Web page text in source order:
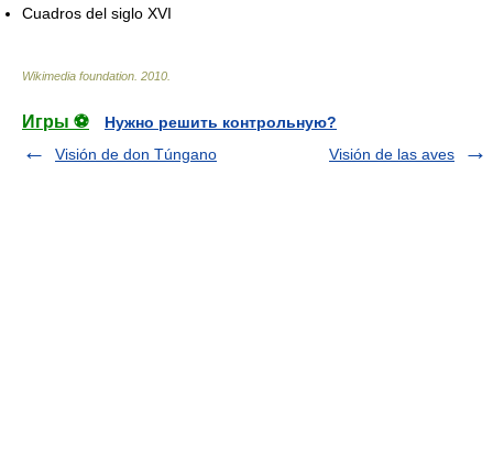
Cuadros del siglo XVI
Wikimedia foundation 2010
Игры ⚽
Нужно решить контрольную?
Visión de don Túngano
Visión de las aves